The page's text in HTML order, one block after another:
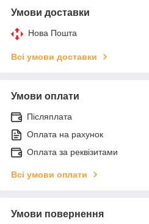
Умови доставки
Нова Пошта
Всі умови доставки
Умови оплати
Післяплата
Оплата на рахунок
Оплата за реквізитами
Всі умови оплати
Умови повернення